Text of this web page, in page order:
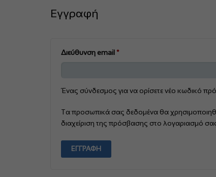
Εγγραφή
Διεύθυνση email*Απαιτείται
Ένας σύνδεσμος για να ορίσετε νέο κωδικό
Τα προσωπικά σας δεδομένα θα
διαχείριση της πρόσβασης στο λογαριασμό
ΕΓΓΡΑΦΉ